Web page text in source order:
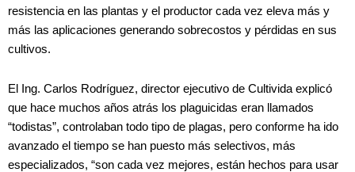
resistencia en las plantas y el productor cada vez eleva más y
más las aplicaciones generando sobrecostos y pérdidas en sus
cultivos.
El Ing. Carlos Rodríguez, director ejecutivo de Cultivida explicó
que hace muchos años atrás los plaguicidas eran llamados
“todistas”, controlaban todo tipo de plagas, pero conforme ha ido
avanzado el tiempo se han puesto más selectivos, más
especializados, “son cada vez mejores, están hechos para usar